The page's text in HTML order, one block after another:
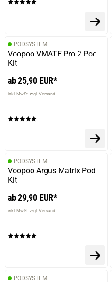
PODSYSTEME
Voopoo VMATE Pro 2 Pod
Kit
ab 25,90 EUR*
inkl. MwSt. zzgl. Versand
PODSYSTEME
Voopoo Argus Matrix Pod
Kit
ab 29,90 EUR*
inkl. MwSt. zzgl. Versand
PODSYSTEME